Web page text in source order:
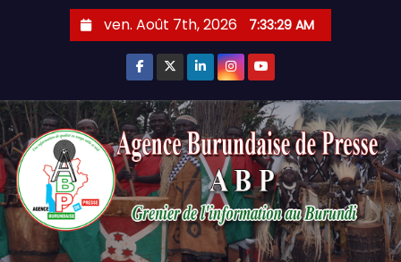
ven. Août 7th, 2026 7:33:30 AM